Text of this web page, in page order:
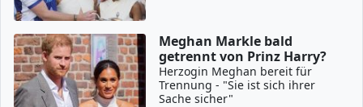
Meghan Markle bald
getrennt von Prinz Harry?
Herzogin Meghan bereit für
Trennung - "Sie ist sich ihrer
Sache sicher"